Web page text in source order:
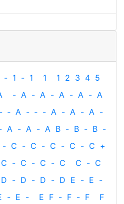
- 1 - 1 1 1 2 3 4 5
- A - A - A - A - A
- ‐ A - ‐ - A - A - A -
A - A - A B - B - B -
- C - C - C - C - C +
C - C - C - C C - C
D - D - D - D E - E -
- E - E F - F - F
F